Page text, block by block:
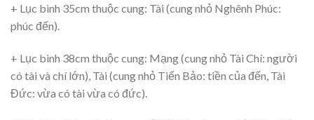
+ Lục bình 35cm thuộc cung: Tài (cung nhỏ Nghênh Phúc:
phúc đến).
+ Lục bình 38cm thuộc cung: Mạng (cung nhỏ Tài Chí: người
có tài và chí lớn), Tài (cung nhỏ Tiến Bảo: tiền của đến, Tài
Đức: vừa có tài vừa có đức).